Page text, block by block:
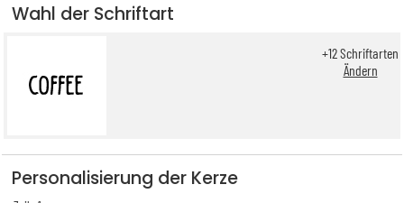
Wahl der Schriftart
+12Schriftarten
Ändern
Personalisierung der Kerze